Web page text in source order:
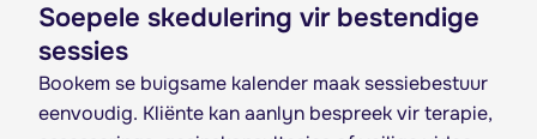
Soepele skedulering vir bestendige
sessies
Bookem se buigsame kalender maak sessiebestuur
eenvoudig. Kliënte kan aanlyn bespreek vir terapie,